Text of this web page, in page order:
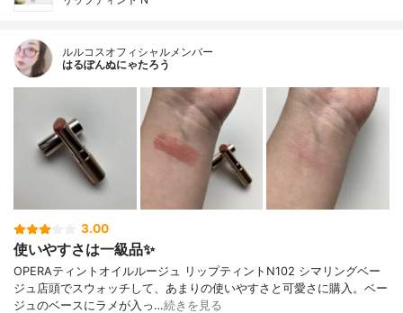
ルルコスオフィシャルメンバー
はるぽんぬにゃたろう
3.00
使いやすさは一級品✨
OPERAティントオイルルージュ リップティントN102 シマリングベー
ジュ店頭でスウォッチして、あまりの使いやすさと可愛さに購入。ベー
ジュのベースにラメが入っ…続きを見る